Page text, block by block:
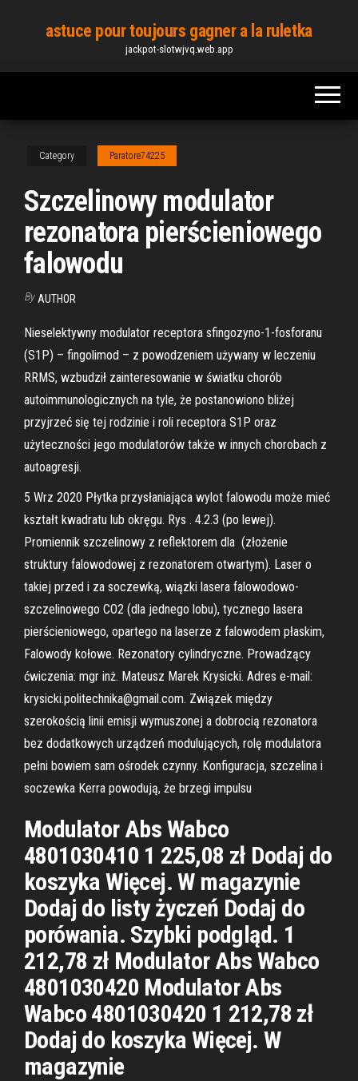
content
astuce pour toujours gagner a la ruletka
jackpot-slotwjvq.web.app
Category Paratore74225
Szczelinowy modulator
rezonatora pierścieniowego
falowodu
By AUTHOR
Nieselektywny modulator receptora sfingozyno-1-fosforanu
(S1P) – fingolimod – z powodzeniem używany w leczeniu
RRMS, wzbudził zainteresowanie w światku chorób
autoimmunologicznych na tyle, że postanowiono bliżej
przyjrzeć się tej rodzinie i roli receptora S1P oraz
użyteczności jego modulatorów także w innych chorobach z
autoagresji.
5 Wrz 2020 Płytka przysłaniająca wylot falowodu może mieć
kształt kwadratu lub okręgu. Rys . 4.2.3 (po lewej).
Promiennik szczelinowy z reflektorem dla (złożenie
struktury falowodowej z rezonatorem otwartym). Laser o
takiej przed i za soczewką, wiązki lasera falowodowo-
szczelinowego CO2 (dla jednego lobu), tycznego lasera
pierścieniowego, opartego na laserze z falowodem płaskim,
Falowody kołowe. Rezonatory cylindryczne. Prowadzący
ćwiczenia: mgr inż. Mateusz Marek Krysicki. Adres e-mail:
krysicki.politechnika@gmail.com. Związek między
szerokością linii emisji wymuszonej a dobrocią rezonatora
bez dodatkowych urządzeń modulujących, rolę modulatora
pełni bowiem sam ośrodek czynny. Konfiguracja, szczelina i
soczewka Kerra powodują, że brzegi impulsu
Modulator Abs Wabco
4801030410 1 225,08 zł Dodaj do
koszyka Więcej. W magazynie
Dodaj do listy życzeń Dodaj do
porówania. Szybki podgląd. 1
212,78 zł Modulator Abs Wabco
4801030420 Modulator Abs
Wabco 4801030420 1 212,78 zł
Dodaj do koszyka Więcej. W
magazynie